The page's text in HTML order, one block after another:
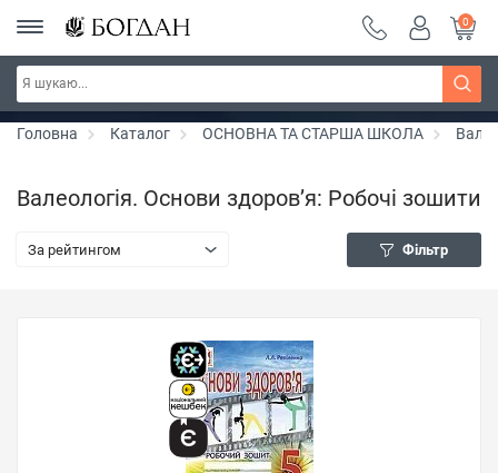
Серія "Чейзіана" ~ знижка 20%
0
Головна Каталог ОСНОВНА ТА СТАРША ШКОЛА
Валеологія. Основи здоров’я: Робочі зошити
За рейтингом Фільтр